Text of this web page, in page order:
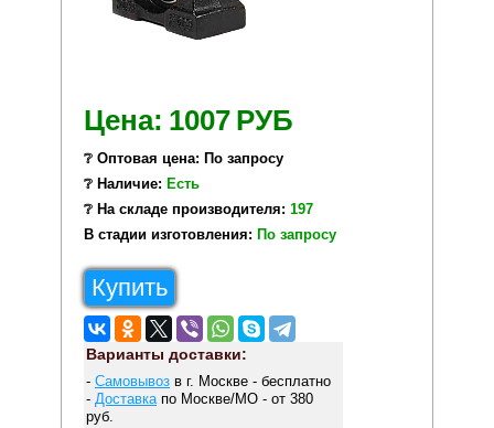
Цена: 1007 РУБ
❔ Оптовая цена: По запросу
❔ Наличие: Есть
❔ На складе производителя: 197
В стадии изготовления: По запросу
Купить
Варианты доставки:
- Самовывозв г. Москве - бесплатно
- Доставкапо Москве/МО - от 380
руб.